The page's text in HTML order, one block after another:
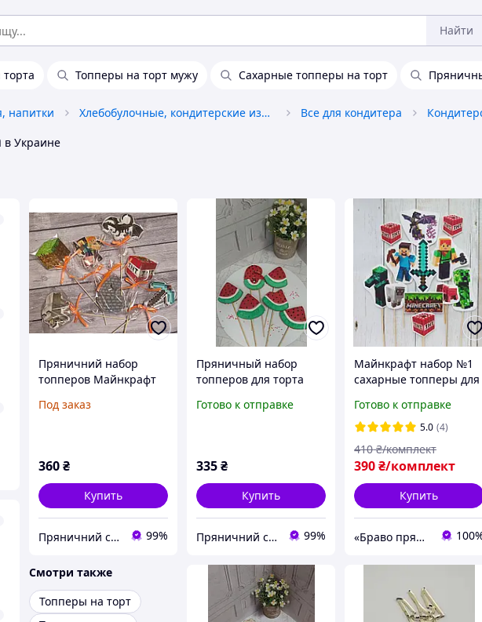
Найти
Топперы на торт мужу Сахарные топперы на торт
напитки Хлебобулочные, кондитерские изделия Все для кондитера
в Украине
Пряничний набор
топперов Майнкрафт
Под заказ
360₴
Купить
Пряничний світ 99%
Пряничный набор
топперов для торта
Готово к отправке
335₴
Купить
Пряничний світ 99%
Майнкрафт набор №1
сахарные топперы для
большой набор
Готово к отправке
5.0 (4)
390₴/комплект
410 ₴/комплект
Купить
«Браво пряник»
Смотри также
Топперы на торт